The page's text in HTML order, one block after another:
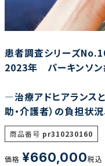
調査の種類で選ぶ
リセット
患者調査シリーズ
2023年 パーキンソン
―治療アドヒアランス
助・介護者）の負担状
商品番号 pr310230160
価格 ¥660,000税込